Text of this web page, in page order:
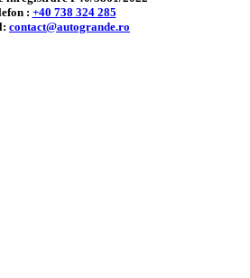
: +40 738 324 285
contact@autogrande.ro